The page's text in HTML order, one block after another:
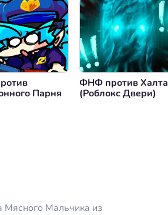
игру/ Выбор уровня
Парня
ФНФ против Халта
(Роблокс Двери)
Мясного Мальчика из